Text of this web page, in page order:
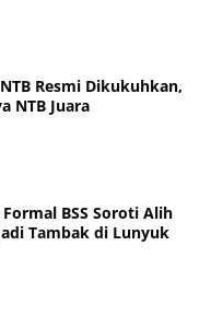
Resmi Dikukuhkan,
NTB Juara
BSS Soroti Alih
Tambak di Lunyuk